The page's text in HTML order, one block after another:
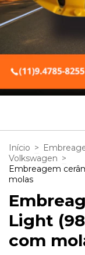
Início >
Volkswagen >
Embreagem
molas
Light
com